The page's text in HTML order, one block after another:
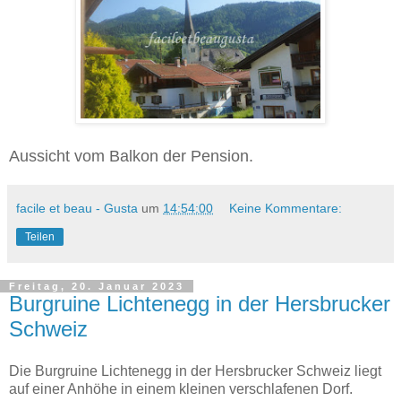
Aussicht vom Balkon der Pension.
facile et beau - Gusta um 14:54:00 Keine Kommentare:
Teilen
Freitag, 20. Januar 2023
Burgruine Lichtenegg in der Hersbrucker
Schweiz
Die Burgruine Lichtenegg in der Hersbrucker Schweiz liegt
auf einer Anhöhe in einem kleinen verschlafenen Dorf.